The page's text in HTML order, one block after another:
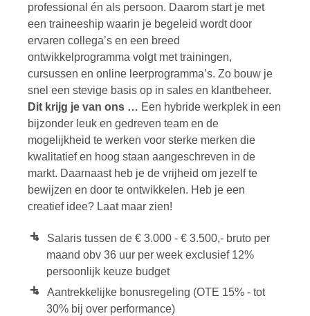
professional én als persoon. Daarom start je met
een traineeship waarin je begeleid wordt door
ervaren collega’s en een breed
ontwikkelprogramma volgt met trainingen,
cursussen en online leerprogramma’s. Zo bouw je
snel een stevige basis op in sales en klantbeheer.
Dit krijg je van ons … Een hybride werkplek in een
bijzonder leuk en gedreven team en de
mogelijkheid te werken voor sterke merken die
kwalitatief en hoog staan aangeschreven in de
markt. Daarnaast heb je de vrijheid om jezelf te
bewijzen en door te ontwikkelen. Heb je een
creatief idee? Laat maar zien!
Salaris tussen de € 3.000 - € 3.500,- bruto per
maand obv 36 uur per week exclusief 12%
persoonlijk keuze budget
Aantrekkelijke bonusregeling (OTE 15% - tot
30% bij over performance)